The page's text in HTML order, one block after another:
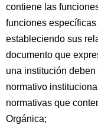
contiene las
funciones
estableciendo sus
documento que
una institución
normativo
normativas que
Orgánica;